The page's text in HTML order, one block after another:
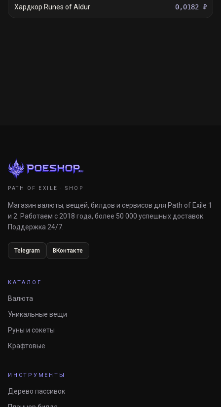
Хардкор Runes of Aldur 0,0182 ₽
PATH OF EXILE · SHOP
Магазин валюты, вещей, билдов и сервисов для Path of Exile 1
и 2. Работаем с 2018 года, более 50 000 успешных доставок.
Поддержка 24/7.
Telegram ВКонтакте
КАТАЛОГ
Валюта
Уникальные вещи
Руны и сокеты
Крафтовые
ИНСТРУМЕНТЫ
Дерево пассивок